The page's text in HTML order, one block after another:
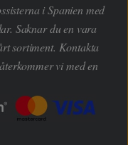
i Spanien med
Saknar du en vara
sortiment. Kontakta
vi med en